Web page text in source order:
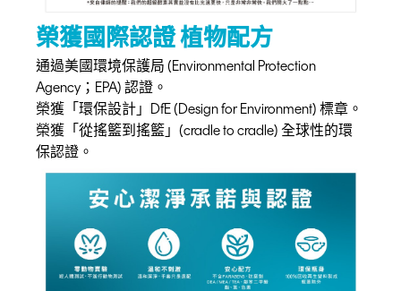
榮獲國際認證 植物配方
通過美國環境保護局 (Environmental Protection
Agency；EPA) 認證。
榮獲「環保設計」DfE (Design for Environment) 標章。
榮獲「從搖籃到搖籃」(cradle to cradle) 全球性的環
保認證。